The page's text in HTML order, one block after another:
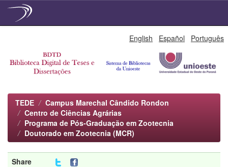
English Español Português
TEDE
Campus Marechal Cândido Rondon
Centro de Ciências Agrárias
Programa de Pós-Graduação em Zootecnia
Doutorado em Zootecnia (MCR)
Share